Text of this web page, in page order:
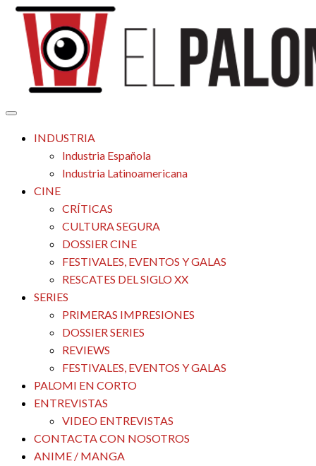
Saltar
contenido
El Palomitrón
Tu espacio de la industria de cine española y latinoamericana
INDUSTRIA
Industria Española
Industria Latinoamericana
CINE
CRÍTICAS
CULTURA SEGURA
DOSSIER CINE
FESTIVALES, EVENTOS Y GALAS
RESCATES DEL SIGLO XX
SERIES
PRIMERAS IMPRESIONES
DOSSIER SERIES
REVIEWS
FESTIVALES, EVENTOS Y GALAS
PALOMI EN CORTO
ENTREVISTAS
VIDEO ENTREVISTAS
CONTACTA CON NOSOTROS
ANIME / MANGA